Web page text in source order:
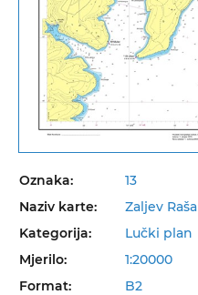
Oznaka:
13
Naziv karte:
Zaljev Raša
Kategorija:
Lučki plan
Mjerilo:
1:20000
Format:
B2